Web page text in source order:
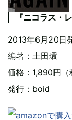
『ニコラス・
2013年6月20日
編著：土田環
価格：1,890円（
発行：boid